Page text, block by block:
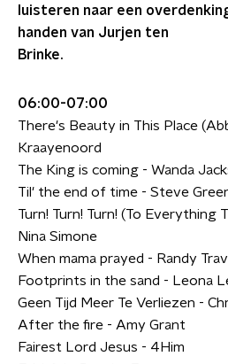
luisteren naar een
handen van Jurjen ten
Brinke.
06:00-07:00
There's Beauty in This Place
Kraayenoord
The King is coming - Wanda
Til' the end of time - Steve
Turn! Turn! Turn! (To Everything
Nina Simone
When mama prayed - Randy
Footprints in the sand - Leona
Geen Tijd Meer Te Verliezen -
After the fire - Amy Grant
Fairest Lord Jesus - 4Him